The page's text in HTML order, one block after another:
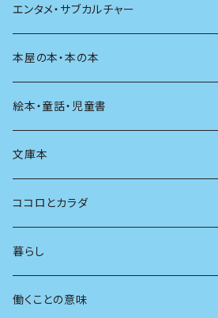
評論
文章術
その他
評論
言葉
言語
批評
アンソロジー
自伝・伝記
その他
食べる
料理
発酵・麹
住う
その他
デザイン
イラスト
アート
写真
その他
インテリア
ファッション
エンタメ・サブカルチャー
映画
音楽
マンガ
テレビ
ラジオ
マガジン
本屋の本・本の本
本屋さんの本
本の本
読書
絵本・童話・児童書
小さいお子さん向け
自分で読めるようになったら
大人も楽しい絵本
海外絵本
文庫本
男性作家
女性作家
その他
ココロとカラダ
フェミニズム
カウンセリング
暮らし
料理
働くことの意味